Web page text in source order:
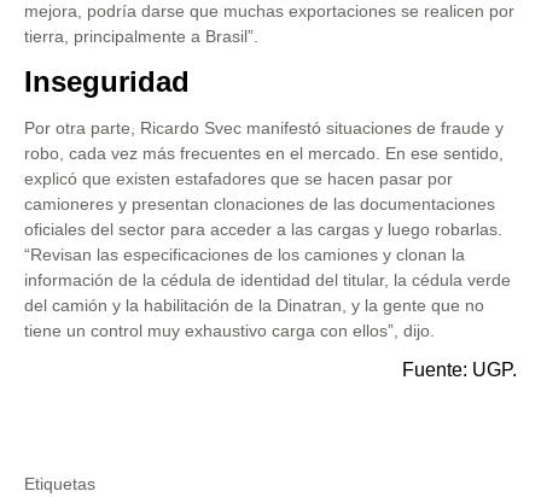
mejora, podría darse que muchas exportaciones se realicen por
tierra, principalmente a Brasil”.
Inseguridad
Por otra parte, Ricardo Svec manifestó situaciones de fraude y
robo, cada vez más frecuentes en el mercado. En ese sentido,
explicó que existen estafadores que se hacen pasar por
camioneres y presentan clonaciones de las documentaciones
oficiales del sector para acceder a las cargas y luego robarlas.
“Revisan las especificaciones de los camiones y clonan la
información de la cédula de identidad del titular, la cédula verde
del camión y la habilitación de la Dinatran, y la gente que no
tiene un control muy exhaustivo carga con ellos”, dijo.
Fuente: UGP.
Etiquetas